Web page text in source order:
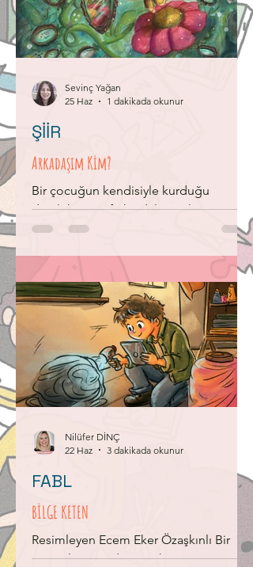
Arkadaşım Kim?
Bir çocuğun kendisiyle kurduğu
dostluk ve öz farkındalığı anlatıyor.
ŞİİR
Sevinç Yağan
25 Haz
1 dakikada okunur
BİLGE KETEN
Resimleyen Ecem Eker Özaşkınlı Bir
zamanlar, Karadeniz’in hırçın
FABL
Nilüfer DİNÇ
22 Haz
3 dakikada okunur